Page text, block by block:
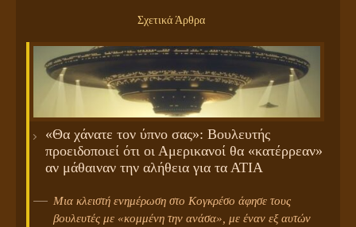
Σχετικά Άρθρα
«Θα χάνατε τον ύπνο σας»: Βουλευτής
προειδοποιεί ότι οι Αμερικανοί θα «κατέρρεαν»
αν μάθαιναν την αλήθεια για τα ΑΤΙΑ
Μια κλειστή ενημέρωση στο Κογκρέσο άφησε τους
βουλευτές με «κομμένη την ανάσα», με έναν εξ αυτών